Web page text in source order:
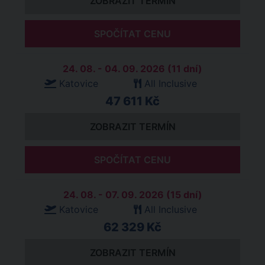
SPOČÍTAT CENU
24. 08. - 04. 09. 2026 (11 dní)
Katovice
All Inclusive
47 611 Kč
ZOBRAZIT TERMÍN
SPOČÍTAT CENU
24. 08. - 07. 09. 2026 (15 dní)
Katovice
All Inclusive
62 329 Kč
ZOBRAZIT TERMÍN